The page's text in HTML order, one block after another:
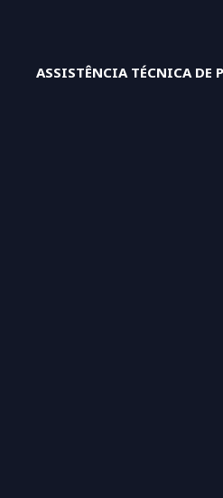
ASSISTÊNCIA TÉCNICA DE